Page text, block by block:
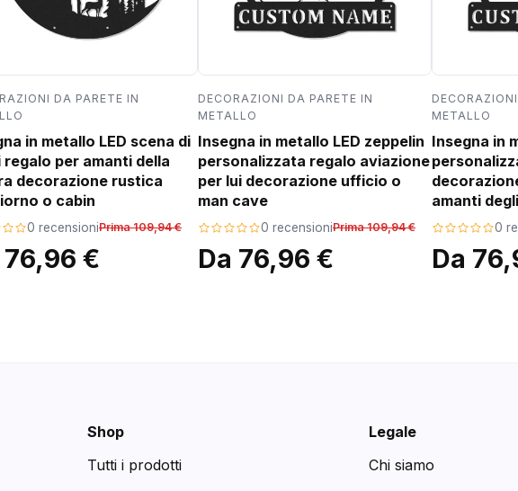
DA PARETE IN
in metallo LED scena di
regalo per amanti della
decorazione rustica
o cabin
0 recensioniPrima 109,94 €
76,96 €
DECORAZIONI DA PARETE IN
METALLO
Insegna in metallo LED zeppelin
personalizzata regalo aviazione
per lui decorazione ufficio o
man cave
0 recensioniPrima 109,94 €
Da 76,96 €
METALLO
Insegna in
amanti
0
Da
Shop
Tutti i prodotti
Legale
Chi siamo